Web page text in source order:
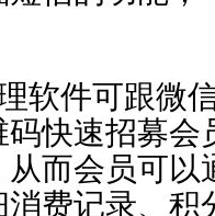
软件可跟微
码快速招募
从而会员可以
费记录、